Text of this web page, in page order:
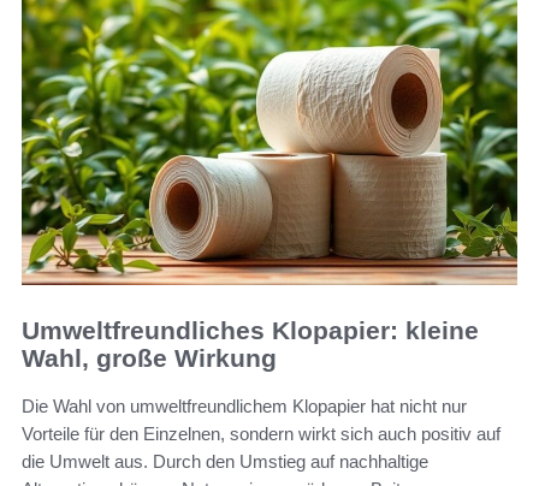
Umweltfreundliches Klopapier: kleine
Wahl, große Wirkung
Die Wahl von umweltfreundlichem Klopapier hat nicht nur
Vorteile für den Einzelnen, sondern wirkt sich auch positiv auf
die Umwelt aus. Durch den Umstieg auf nachhaltige